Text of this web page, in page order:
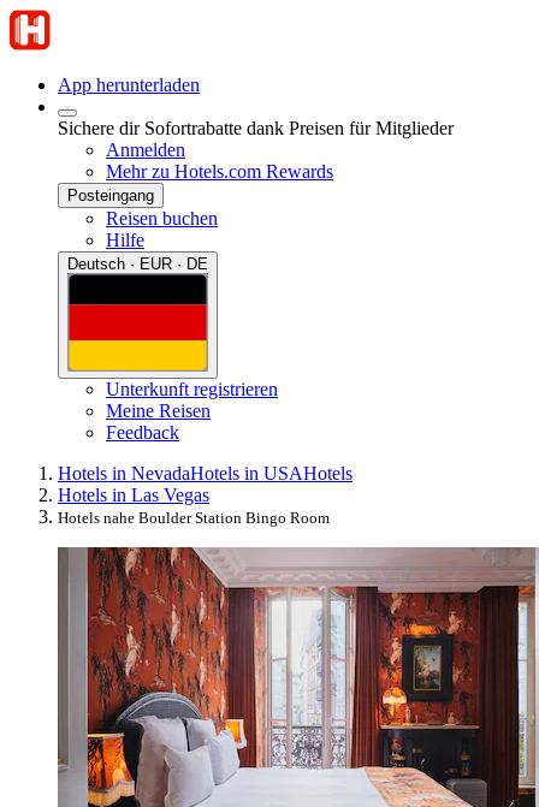
App herunterladen
Sichere dir Sofortrabatte dank Preisen für Mitglieder
Anmelden
Mehr zu Hotels.com Rewards
Posteingang
Reisen buchen
Hilfe
Deutsch · EUR · DE
Unterkunft registrieren
Meine Reisen
Feedback
Hotels in NevadaHotels in USAHotels
Hotels in Las Vegas
Hotels nahe Boulder Station Bingo Room